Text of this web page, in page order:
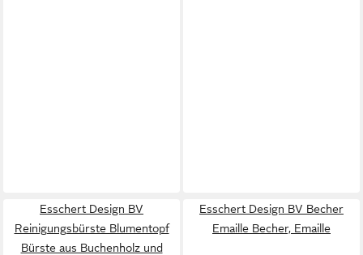
Esschert Design BV
Reinigungsbürste Blumentopf
Bürste aus Buchenholz und
Esschert Design BV Becher
Emaille Becher, Emaille